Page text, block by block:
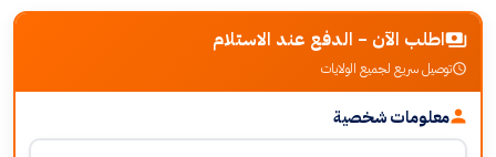
اطلب الآن - الدفع عند الاستلام
توصيل سريع لجميع الولايات
معلومات شخصية